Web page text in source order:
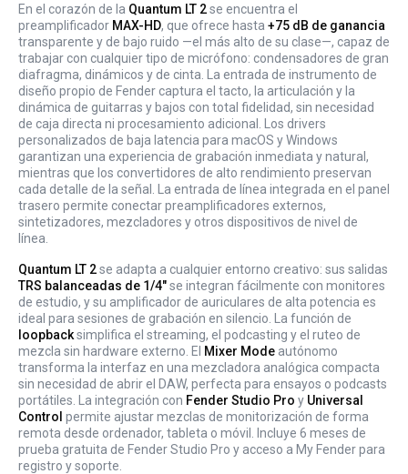
En el corazón de la Quantum LT 2se encuentra el
preamplificador MAX-HD, que ofrece hasta +75 dB de ganancia
transparente y de bajo ruido —el más alto de su clase—, capaz de
trabajar con cualquier tipo de micrófono: condensadores de gran
diafragma, dinámicos y de cinta. La entrada de instrumento de
diseño propio de Fender captura el tacto, la articulación y la
dinámica de guitarras y bajos con total fidelidad, sin necesidad
de caja directa ni procesamiento adicional. Los drivers
personalizados de baja latencia para macOS y Windows
garantizan una experiencia de grabación inmediata y natural,
mientras que los convertidores de alto rendimiento preservan
cada detalle de la señal. La entrada de línea integrada en el panel
trasero permite conectar preamplificadores externos,
sintetizadores, mezcladores y otros dispositivos de nivel de
línea.
Quantum LT 2se adapta a cualquier entorno creativo: sus salidas
TRS balanceadas de 1/4"se integran fácilmente con monitores
de estudio, y su amplificador de auriculares de alta potencia es
ideal para sesiones de grabación en silencio. La función de
loopbacksimplifica el streaming, el podcasting y el ruteo de
mezcla sin hardware externo. El Mixer Mode autónomo
transforma la interfaz en una mezcladora analógica compacta
sin necesidad de abrir el DAW, perfecta para ensayos o podcasts
portátiles. La integración con Fender Studio Pro y Universal
Control permite ajustar mezclas de monitorización de forma
remota desde ordenador, tableta o móvil. Incluye 6 meses de
prueba gratuita de Fender Studio Pro y acceso a My Fender para
registro y soporte.